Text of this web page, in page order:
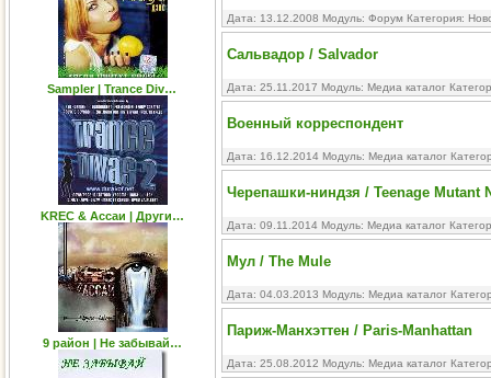
Sampler | Trance Div…
KREC & Ассаи | Други…
9 район | Не забывай…
Дата: 13.12.2008 Модуль: Форум Категория:
Сальвадор / Salvador
Дата: 25.11.2017 Модуль: Медиа каталог
Военный корреспондент
Дата: 16.12.2014 Модуль: Медиа каталог
Черепашки-ниндзя / Teenage Mutant
Дата: 09.11.2014 Модуль: Медиа каталог
Мул / The Mule
Дата: 04.03.2013 Модуль: Медиа каталог
Париж-Манхэттен / Paris-Manhattan
Дата: 25.08.2012 Модуль: Медиа каталог